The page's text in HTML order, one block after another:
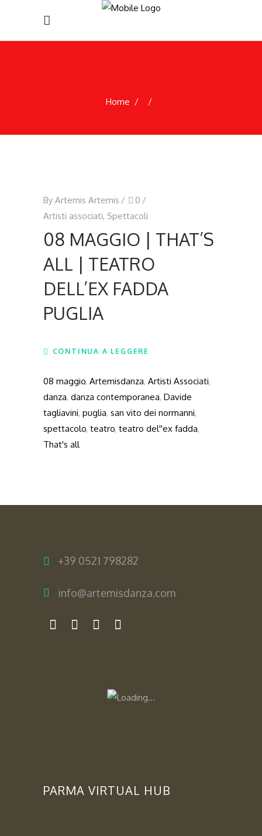
Home / /
By Artemis Artemis
0
Artisti associati, Spettacoli
08 MAGGIO | THAT’S
ALL | TEATRO
DELL’EX FADDA
PUGLIA
CONTINUA A LEGGERE
08 maggio, Artemisdanza, Artisti Associati,
danza, danza contemporanea, Davide
tagliavini, puglia, san vito dei normanni,
spettacolo, teatro, teatro del''ex fadda,
That's all
+39 0521 798282
info@artemisdanza.com
PARMA VIRTUAL HUB